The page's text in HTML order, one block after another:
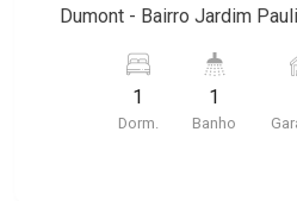
Dumont - Bairro Jardim
imóvel que a Martinelli
para você: - 50m² de área útil - 1 dormitório com
armário - Banheiro social - Sala 2 ambientes -
1
Dorm.
1
Banho